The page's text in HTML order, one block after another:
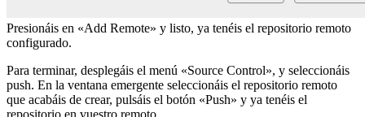
Presionáis en «Add Remote» y listo, ya tenéis el repositorio remoto
configurado.
Para terminar, desplegáis el menú «Source Control», y seleccionáis
push. En la ventana emergente seleccionáis el repositorio remoto
que acabáis de crear, pulsáis el botón «Push» y ya tenéis el